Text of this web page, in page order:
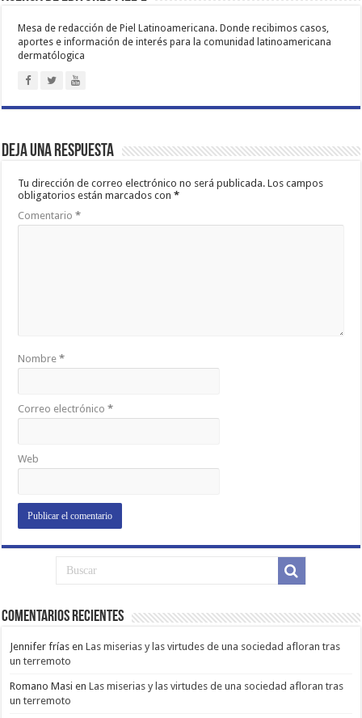
Mesa de redacción de Piel Latinoamericana. Donde recibimos casos,
aportes e información de interés para la comunidad latinoamericana
dermatólogica
Deja una respuesta
Tu dirección de correo electrónico no será publicada. Los campos
obligatorios están marcados con*
Comentario*
Nombre*
Correo electrónico*
Web
Comentarios Recientes
Jennifer frías enLas miserias y las virtudes de una sociedad afloran tras
un terremoto
Romano Masi enLas miserias y las virtudes de una sociedad afloran tras
un terremoto